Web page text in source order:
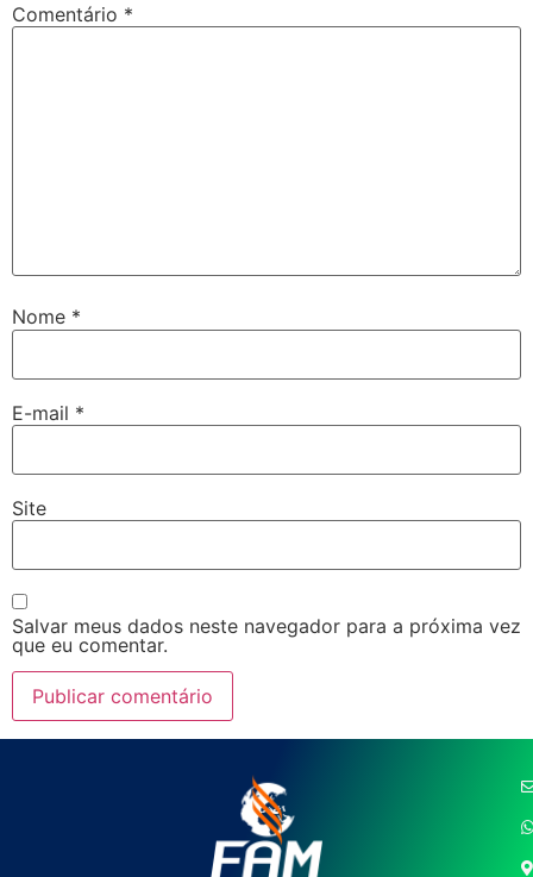
Comentário *
Nome *
E-mail *
Site
Salvar meus dados neste navegador para a próxima vez
que eu comentar.